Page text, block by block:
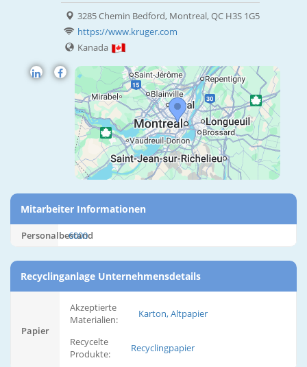
3285 Chemin Bedford, Montreal, QC H3S 1G5
https://www.kruger.com
Kanada
Mitarbeiter Informationen
Personalbestand
6000
Recyclinganlage Unternehmensdetails
Papier
Akzeptierte
Materialien:
Karton, Altpapier
Recycelte
Produkte:
Recyclingpapier